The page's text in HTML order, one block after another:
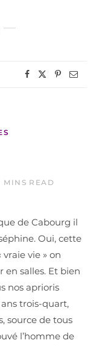
MINS READ
de Cabourg il
Oui, cette
vie » on
en salles. Et bien
nos aprioris
trois-quart,
source de tous
l’homme de